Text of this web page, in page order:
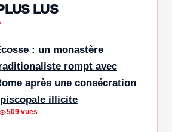
LUS
: un monastère
rompt avec
après une consécration
illicite
509 vues